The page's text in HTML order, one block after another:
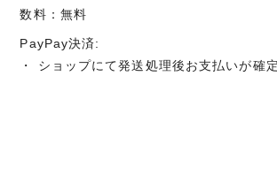
数料：無料
PayPay決済:
・ ショップにて発送処理後お支払いが確